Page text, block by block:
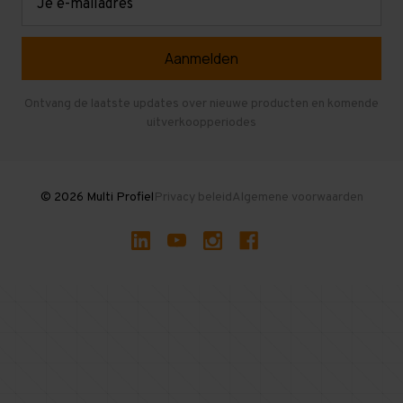
Gebruikte entresolvloeren
Ontvang de laatste updates over nieuwe producten en komende
uitverkoopperiodes
© 2026 Multi ProfielPrivacy beleidAlgemene voorwaarden